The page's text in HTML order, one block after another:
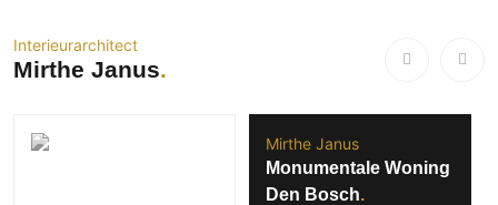
Interieurarchitect
Mirthe Janus
Mirthe Janus
Monumentale Woning
Den Bosch